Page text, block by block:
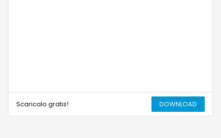
Scaricalo gratis! DOWNLOAD